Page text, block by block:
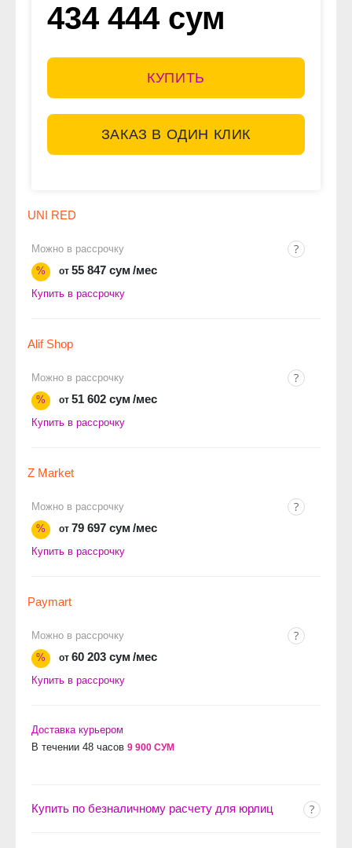
434 444 сум
КУПИТЬ
ЗАКАЗ В ОДИН КЛИК
UNI RED
Можно в рассрочку
%
от 55 847 сум /мес
Купить в рассрочку
Alif Shop
Можно в рассрочку
%
от 51 602 сум /мес
Купить в рассрочку
Z Market
Можно в рассрочку
%
от 79 697 сум /мес
Купить в рассрочку
Paymart
Можно в рассрочку
%
от 60 203 сум /мес
Купить в рассрочку
Доставка курьером
В течении 48 часов 9 900 СУМ
Купить по безналичному расчету для юрлиц